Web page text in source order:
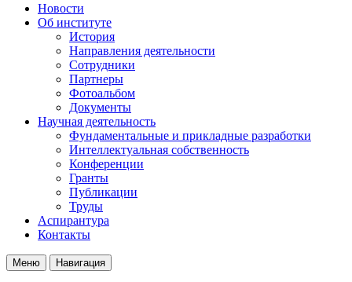
Новости
Об институте
История
Направления деятельности
Сотрудники
Партнеры
Фотоальбом
Документы
Научная деятельность
Фундаментальные и прикладные разработки
Интеллектуальная собственность
Конференции
Гранты
Публикации
Труды
Аспирантура
Контакты
Меню Навигация